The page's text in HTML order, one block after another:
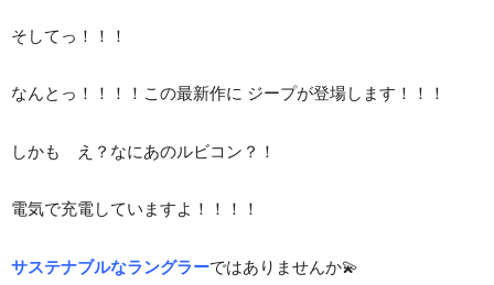
そしてっ！！！
なんとっ！！！！この最新作に ジープが登場します！！！
しかも え？なにあのルビコン？！
電気で充電していますよ！！！！
サステナブルなラングラーではありませんか💫